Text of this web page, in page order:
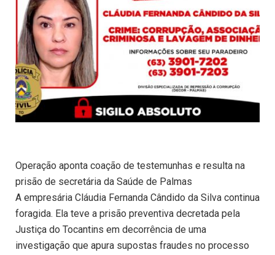
Operação aponta coação de testemunhas e resulta na
prisão de secretária da Saúde de Palmas
A empresária Cláudia Fernanda Cândido da Silva continua
foragida. Ela teve a prisão preventiva decretada pela
Justiça do Tocantins em decorrência de uma
investigação que apura supostas fraudes no processo